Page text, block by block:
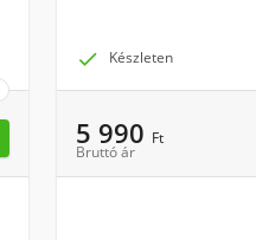
 Készleten
5 990 Ft
Bruttó ár